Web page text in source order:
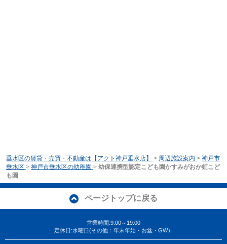
垂水区の賃貸・売買・不動産は【アクト神戸垂水店】 > 周辺施設案内 > 神戸市
垂水区 > 神戸市垂水区の幼稚園 > 幼保連携型認定こども園かすみがおか虹こど
も園
ページトップに戻る
営業時間:9:00～19:00
定休日:水曜日(その他：年末年始・お盆・GW）